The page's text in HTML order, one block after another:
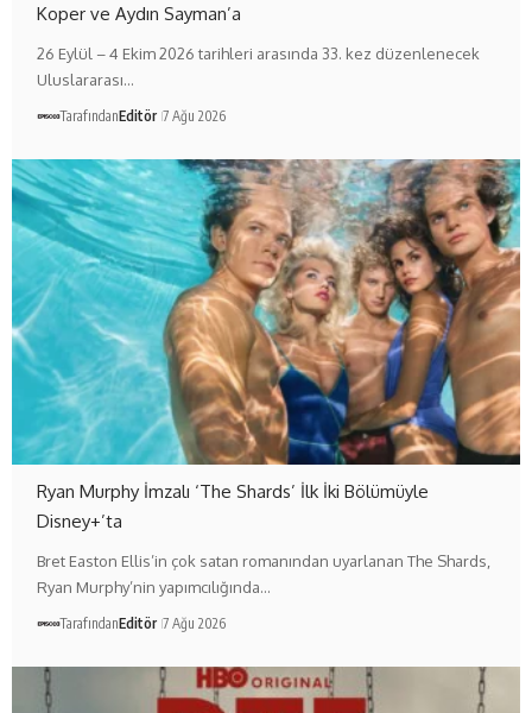
Koper ve Aydın Sayman’a
26 Eylül – 4 Ekim 2026 tarihleri arasında 33. kez düzenlenecek
Uluslararası…
TarafındanEditör 7 Ağu 2026
Ryan Murphy İmzalı ‘The Shards’ İlk İki Bölümüyle
Disney+’ta
Bret Easton Ellis’in çok satan romanından uyarlanan The Shards,
Ryan Murphy’nin yapımcılığında…
TarafındanEditör 7 Ağu 2026